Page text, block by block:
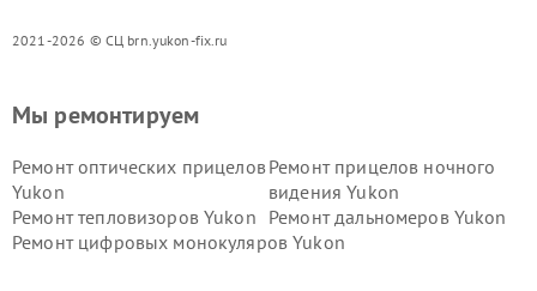
2021-2026 © СЦ brn.yukon-fix.ru
Мы ремонтируем
Ремонт оптических прицелов
Yukon
Ремонт прицелов ночного
видения Yukon
Ремонт тепловизоров Yukon Ремонт дальномеров Yukon
Ремонт цифровых монокуляров Yukon